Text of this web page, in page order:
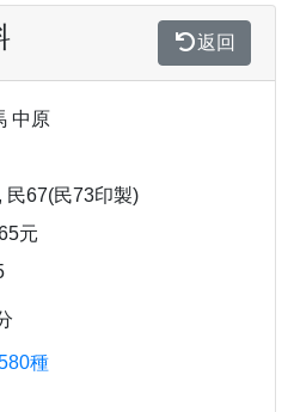
返回
中原
民67(民73印製)
元
種